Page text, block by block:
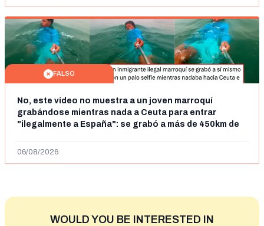
FALSO
No, este vídeo no muestra a un joven marroquí
grabándose mientras nada a Ceuta para entrar
"ilegalmente a España": se grabó a más de 450km de
06/08/2026
WOULD YOU BE INTERESTED IN